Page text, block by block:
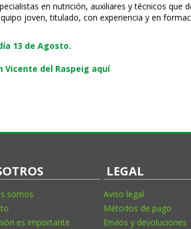
en nutrición, auxiliares y técnicos que
joven, titulado, con experiencia y en
13 de Agosto.
Vicente del Raspeig aquí
somos
es importante
LEGAL
Aviso legal
Métodos de pago
Envíos y devoluciones